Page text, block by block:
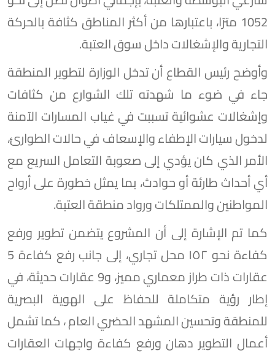
1052 مترًا، باعتبارها من أكثر المناطق كثافة بالحركة
التجارية والإشغالات داخل سوق العتبة.
وأوضح رئيس القطاع أن تدخل الوزارة لتطوير المنطقة
جاء في ضوء ما شهدته تلك الشوارع من كثافات
وإشغالات عشوائية تسببت في غياب المسارات الآمنة
لدخول سيارات الإطفاء والإسعاف في حالات الطوارئ،
الأمر الذي كان يؤدي إلى صعوبة التعامل السريع مع
أي أحداث طارئة أو حوادث، بما يمثل خطورة على أرواح
المواطنين والممتلكات ورواد منطقة العتبة.
كما تم الإشارة إلى أن المشروع يتضمن تطوير ورفع
كفاءة نحو ١٥٢ محل تجاري، إلى جانب رفع كفاءة 5
عقارات ذات طراز معماري مميز، و9 عقارات حديثة، في
إطار رؤية متكاملة للحفاظ على الهوية البصرية
للمنطقة وتحسين المشهد الحضري العام ، كما تشمل
أعمال التطوير دهان ورفع كفاءة واجهات العقارات